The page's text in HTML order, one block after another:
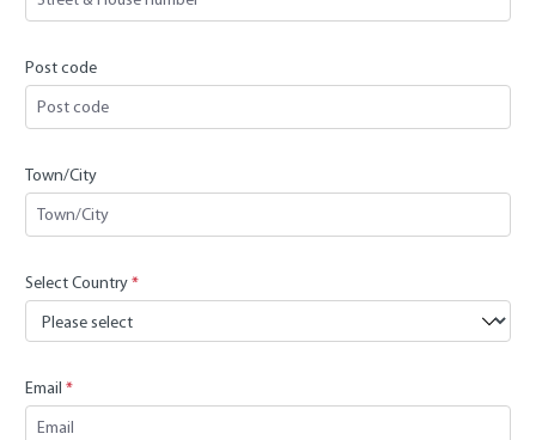
Post code
Town/City
Select Country*
Email *